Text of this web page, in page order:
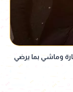
وماشي بما يرضي